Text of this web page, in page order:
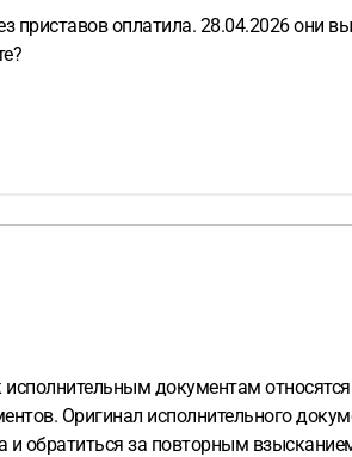
приставов оплатила. 28.04.2026 они
документам
Оригинал исполнительного
обратиться за повторным